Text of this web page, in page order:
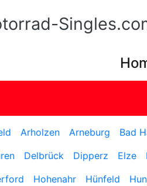
Arholzen Arneburg Bad
Delbrück Dipperz Elze
Hohenahr Hünfeld